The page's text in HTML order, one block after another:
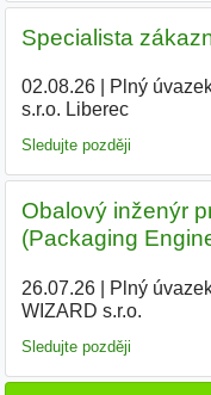
Specialista
02.08.26| Plný
s.r.o. Liberec
Sledujte později
Obalový inženýr
(Packaging
26.07.26| Plný
WIZARD s.r.o.
Sledujte později